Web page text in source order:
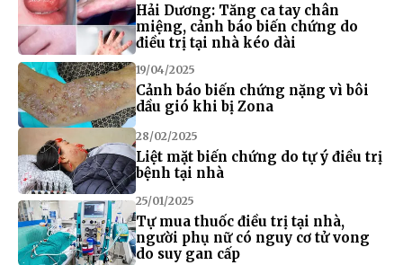
Hải Dương: Tăng ca tay chân
miệng, cảnh báo biến chứng do
điều trị tại nhà kéo dài
19/04/2025
Cảnh báo biến chứng nặng vì bôi
dầu gió khi bị Zona
28/02/2025
Liệt mặt biến chứng do tự ý điều trị
bệnh tại nhà
25/01/2025
Tự mua thuốc điều trị tại nhà,
người phụ nữ có nguy cơ tử vong
do suy gan cấp